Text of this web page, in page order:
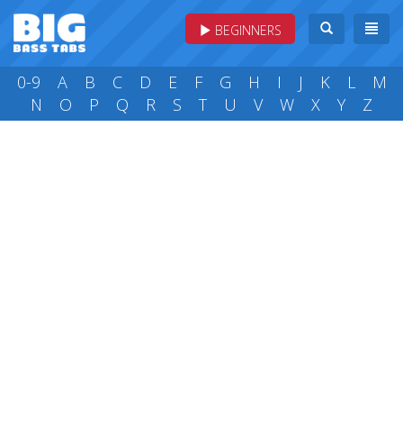
BEGINNERS
0-9 A B C D E F G H I J K L
M
N
O P Q R S T U V W X Y Z